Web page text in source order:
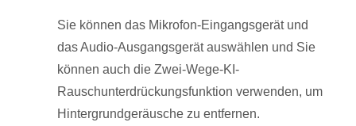
Sie können das Mikrofon-Eingangsgerät und
das Audio-Ausgangsgerät auswählen und Sie
können auch die Zwei-Wege-KI-
Rauschunterdrückungsfunktion verwenden, um
Hintergrundgeräusche zu entfernen.